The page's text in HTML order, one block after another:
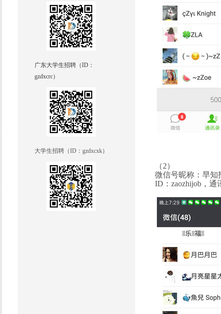
广东大学生招聘（ID：
gzdxcrc）
大学生招聘（ID： gzdxcxk）
（2）
微信号昵称： 早知
ID：zaozhijob，通